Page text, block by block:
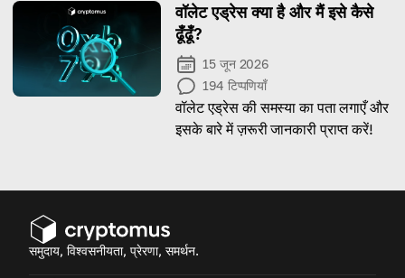
वॉलेट एड्रेस क्या है और मैं इसे कैसे
ढूँढूँ?
15 जून 2026
194 टिप्पणियाँ
वॉलेट एड्रेस की समस्या का पता लगाएँ और
इसके बारे में ज़रूरी जानकारी प्राप्त करें!
समुदाय, विश्वसनीयता, प्रेरणा, समर्थन.